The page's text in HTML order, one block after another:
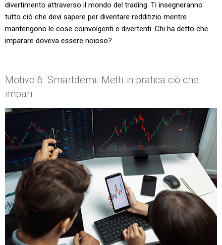
divertimento attraverso il mondo del trading. Ti insegneranno
tutto ciò che devi sapere per diventare redditizio mentre
mantengono le cose coinvolgenti e divertenti. Chi ha detto che
imparare doveva essere noioso?
Motivo 6. Smartdemi. Metti in pratica ciò che
impari